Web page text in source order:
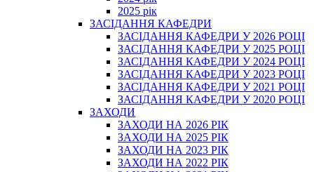
2025 рік
ЗАСІДАННЯ КАФЕДРИ
ЗАСІДАННЯ КАФЕДРИ У 2026 РОЦІ
ЗАСІДАННЯ КАФЕДРИ У 2025 РОЦІ
ЗАСІДАННЯ КАФЕДРИ У 2024 РОЦІ
ЗАСІДАННЯ КАФЕДРИ У 2023 РОЦІ
ЗАСІДАННЯ КАФЕДРИ У 2021 РОЦІ
ЗАСІДАННЯ КАФЕДРИ У 2020 РОЦІ
ЗАХОДИ
ЗАХОДИ НА 2026 РІК
ЗАХОДИ НА 2025 РІК
ЗАХОДИ НА 2023 РІК
ЗАХОДИ НА 2022 РІК